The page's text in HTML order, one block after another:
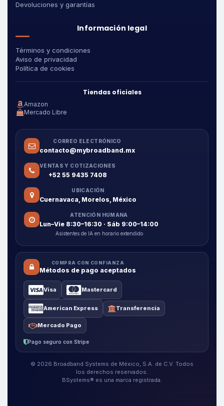
Devoluciones y garantías
Información legal
Términos y condiciones
Aviso de privacidad
Política de cookies
Tiendas oficiales
Amazon
Mercado Libre
CORREO ELECTRÓNICO
contacto@mybroadband.mx
VENTAS Y COTIZACIONES
+52 55 9435 7408
UBICACIÓN
Cuernavaca, Morelos, México
ATENCIÓN HUMANA
Lun–Vie 8:30–16:30 · Sáb 9:00–14:00
Asistentes de IA en horario extendido
COMPRA CON CONFIANZA
Métodos de pago aceptados
Visa Mastercard
American Express Transferencia
Mercado Pago
Pago seguro con Stripe
© 2026 Broadband Systems de México, S.A. de C.V. Todos
los derechos reservados.
BSystems® es una marca registrada.